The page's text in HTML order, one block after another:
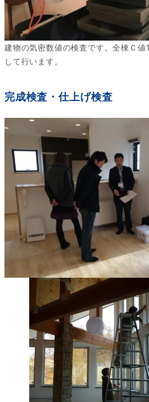
建物の気密数値の検査です。全棟Ｃ値
して行います。
完成検査・仕上げ検査